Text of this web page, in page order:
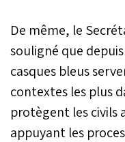
De même, le
souligné que
casques bleus
contextes les plus
protègent les civils
appuyant les